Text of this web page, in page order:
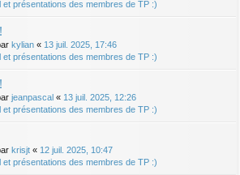
et présentations des membres de TP :)
kylian « 13 juil. 2025, 17:46
et présentations des membres de TP :)
jeanpascal « 13 juil. 2025, 12:26
et présentations des membres de TP :)
krisjt « 12 juil. 2025, 10:47
et présentations des membres de TP :)